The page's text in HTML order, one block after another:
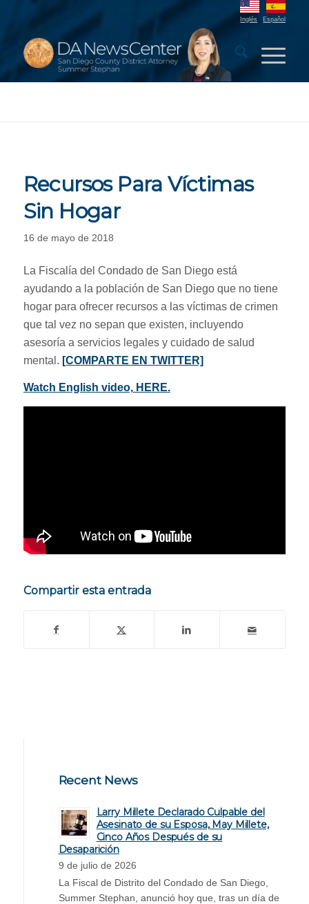
Inglés Español
Recursos Para Víctimas
Sin Hogar
16 de mayo de 2018
La Fiscalía del Condado de San Diego está
ayudando a la población de San Diego que no tiene
hogar para ofrecer recursos a las víctimas de crimen
que tal vez no sepan que existen, incluyendo
asesoría a servicios legales y cuidado de salud
mental. [COMPARTE EN TWITTER]
Watch English video, HERE.
Compartir esta entrada
Recent News
Larry Millete Declarado Culpable del
Asesinato de su Esposa, May Millete,
Cinco Años Después de su
Desaparición
9 de julio de 2026
La Fiscal de Distrito del Condado de San Diego,
Summer Stephan, anunció hoy que, tras un día de